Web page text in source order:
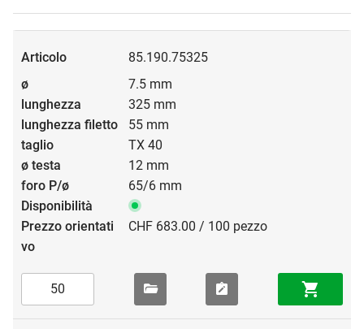
85.190.75325
7.5 mm
325 mm
55 mm
TX 40
12 mm
65/6 mm
CHF 683.00 / 100 pezzo